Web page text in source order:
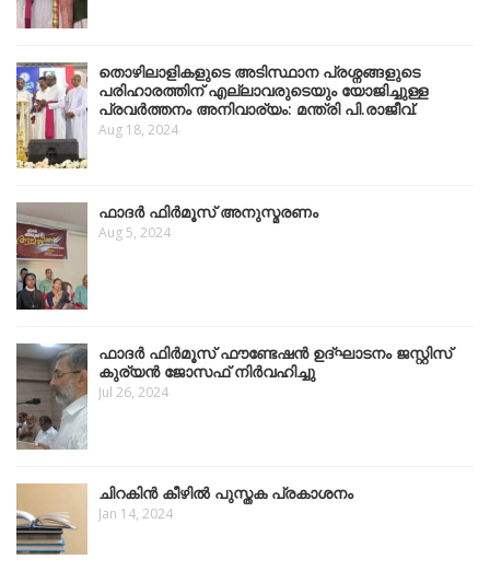
തൊഴിലാളികളുടെ അടിസ്ഥാന പ്രശ്നങ്ങളുടെ
പരിഹാരത്തിന് എല്ലാവരുടെയും യോജിച്ചുള്ള
പ്രവർത്തനം അനിവാര്യം: മന്ത്രി പി.രാജീവ്.
Aug 18, 2024
ഫാദർ ഫിർമൂസ് അനുസ്മരണം
Aug 5, 2024
ഫാദർ ഫിർമൂസ് ഫൗണ്ടേഷൻ ഉദ്ഘാടനം ജസ്റ്റിസ്
കുര്യൻ ജോസഫ് നിർവഹിച്ചു
Jul 26, 2024
ചിറകിൻ കീഴിൽ പുസ്തക പ്രകാശനം
Jan 14, 2024